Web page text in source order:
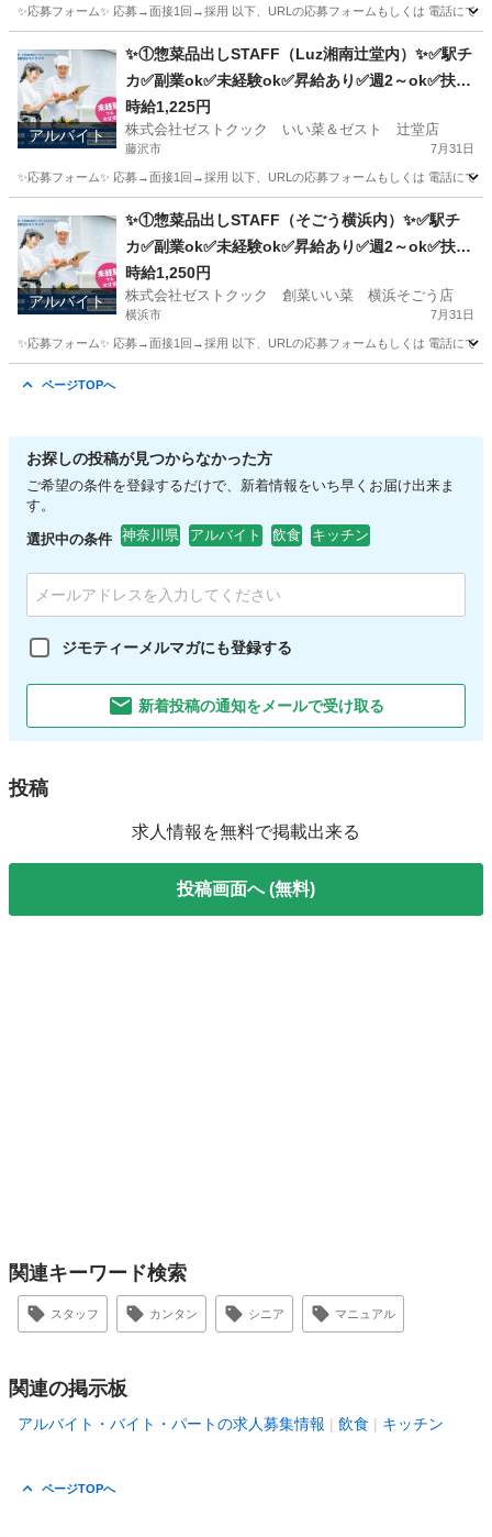
✨応募フォーム✨ 応募→面接1回→採用 以下、URLの応募フォームもしくは 電話にて
キッチン スタッフ
アルバイト
✨①惣菜品出しSTAFF（Luz湘南辻堂内）✨✅駅チ
カ✅副業ok✅未経験ok✅昇給あり✅週2～ok✅扶養
内ok
時給1,225円
株式会社ゼストクック いい菜＆ゼスト 辻堂店
藤沢市 7月31日
✨応募フォーム✨ 応募→面接1回→採用 以下、URLの応募フォームもしくは 電話にて
キッチン
アルバイト
✨①惣菜品出しSTAFF（そごう横浜内）✨✅駅チ
カ✅副業ok✅未経験ok✅昇給あり✅週2～ok✅扶養
内ok
時給1,250円
株式会社ゼストクック 創菜いい菜 横浜そごう店
横浜市 7月31日
✨応募フォーム✨ 応募→面接1回→採用 以下、URLの応募フォームもしくは 電話にて
ページTOPへ
お探しの投稿が見つからなかった方
ご希望の条件を登録するだけで、新着情報をいち早くお届け出来ま
す。
選択中の条件 神奈川県 アルバイト 飲食 キッチン
ジモティーメルマガにも登録する
新着投稿の通知をメールで受け取る
投稿
求人情報を無料で掲載出来る
投稿画面へ (無料)
関連キーワード検索
スタッフ カンタン シニア マニュアル
関連の掲示板
アルバイト・バイト・パートの求人募集情報 飲食 キッチン
ページTOPへ